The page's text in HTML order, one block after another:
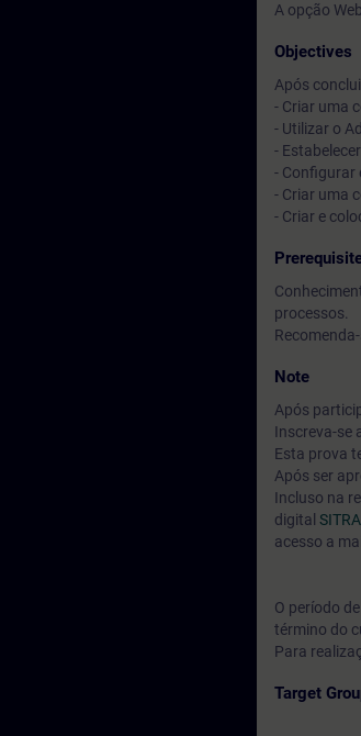
A opção
Objectives
Após
- Criar uma
- Utilizar o
-
- Configurar
- Criar uma
- Criar e
processos.
Note
Após
Inscreva-se
Esta prova
Após ser
Incluso na
digital
acesso a
O período
término do
Para
Target